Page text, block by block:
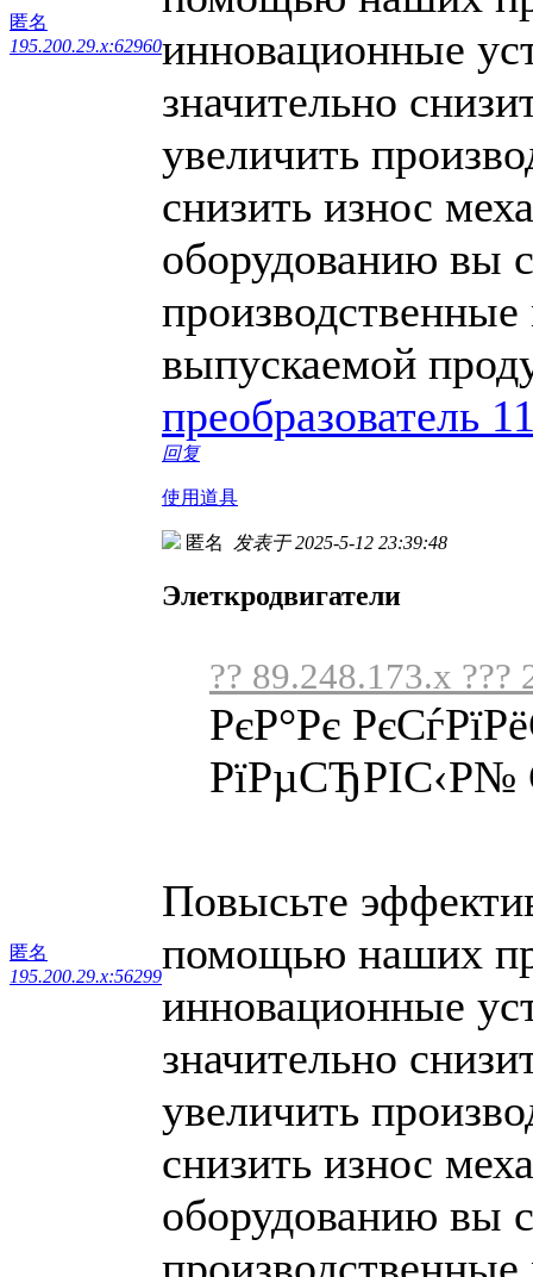
匿名
195.200.29.x:62960инновационные
значительно
увеличить
снизить износ
оборудованию вы
выпускаемой
преобразователь
回复
使用道具
匿名
195.200.29.x:56299
匿名 发表于 2025-5-12 23:39:48
Элеткродвигатели
?? 89.248.173.x ???
РєР°Рє
РїРµСЂРІС‹Р№
Повысьте
помощью наших
инновационные
значительно
увеличить
снизить износ
оборудованию вы